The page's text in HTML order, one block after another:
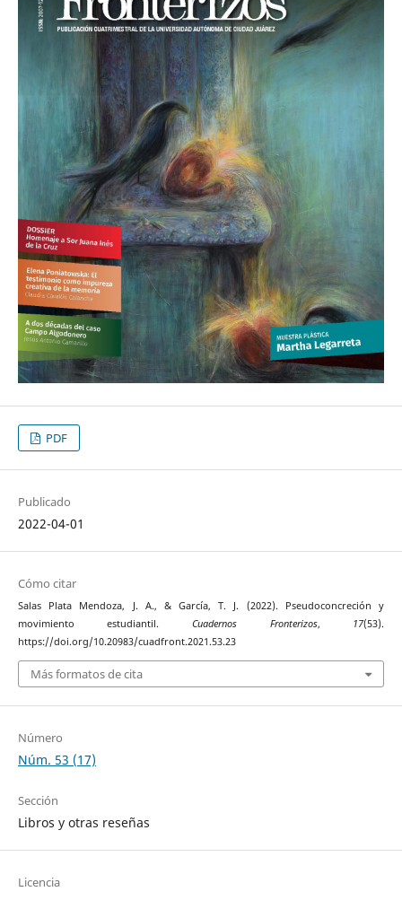
PDF
Publicado
2022-04-01
Cómo citar
Salas Plata Mendoza, J. A., & García, T. J. (2022). Pseudoconcreción y
movimiento estudiantil. Cuadernos Fronterizos, 17(53).
https://doi.org/10.20983/cuadfront.2021.53.23
Más formatos de cita
Número
Núm. 53 (17)
Sección
Libros y otras reseñas
Licencia